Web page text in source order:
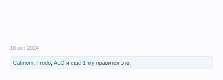
18 окт 2024
Catmom Frodo ALG и ещё 1-му нравится это.